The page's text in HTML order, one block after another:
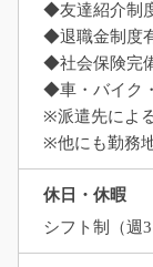
◆友達紹介制
◆退職金制度
◆社会保険完
◆車・バイク
※派遣先によ
※他にも勤務
休日・休暇
シフト制（週3